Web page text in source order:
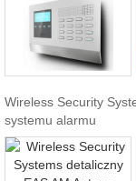
Wireless Security
systemu alarmu